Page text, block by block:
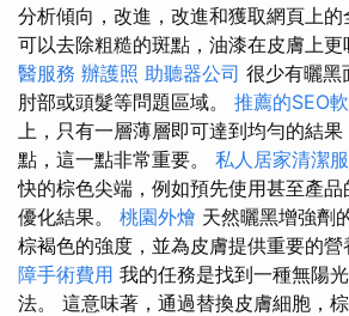
分析傾向，改進，改進和獲取網頁上
可以去除粗糙的斑點，油漆在皮膚上更
醫服務 辦護照 助聽器公司 很少有曬黑
肘部或頭髮等問題區​​域。 推薦的SEO
上，只有一層薄層即可達到均勻的結
點，這一點非常重要。 私人居家清潔
快的棕色尖端，例如預先使用甚至產
優化結果。 桃園外燴 天然曬黑增強劑
棕褐色的強度，並為皮膚提供重要的營
障手術費用 我的任務是找到一種無陽
法。 這意味著，通過替換皮膚細胞，